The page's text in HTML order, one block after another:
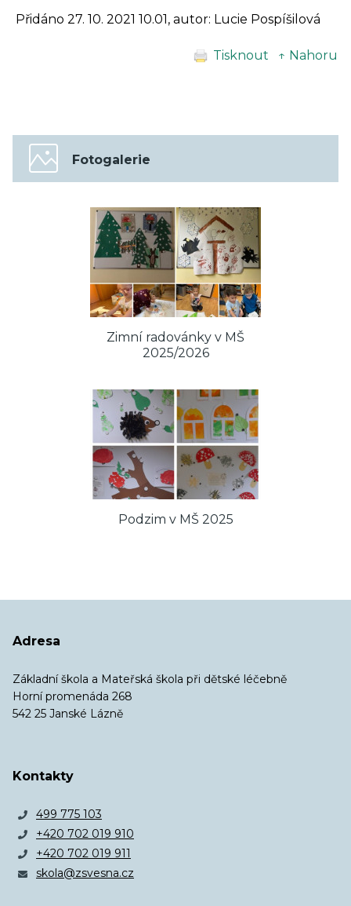
Přidáno 27. 10. 2021 10.01, autor: Lucie Pospíšilová
Tisknout ↑ Nahoru
Fotogalerie
Zimní radovánky v MŠ
2025/2026
Podzim v MŠ 2025
Adresa
Základní škola a Mateřská škola při dětské léčebně
Horní promenáda 268
542 25 Janské Lázně
Kontakty
499 775 103
+420 702 019 910
+420 702 019 911
skola@zsvesna.cz